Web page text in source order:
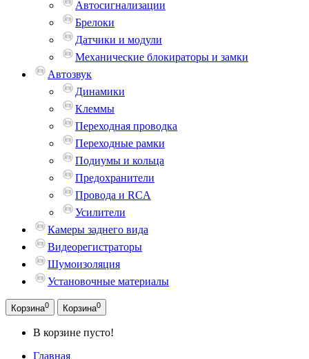
Автосигнализации
Брелоки
Датчики и модули
Механические блокираторы и замки
Автозвук
Динамики
Клеммы
Переходная проводка
Переходные рамки
Подиумы и кольца
Предохранители
Провода и RCA
Усилители
Камеры заднего вида
Видеорегистраторы
Шумоизоляция
Установочные материалы
Корзина0 Корзина0
В корзине пусто!
Главная